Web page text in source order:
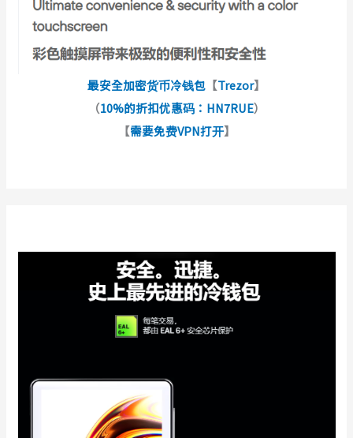
最安全加密货币冷钱包 【Trezor】
（10%的折扣优惠码：HN7RUE）
【需要免费VPN打开】